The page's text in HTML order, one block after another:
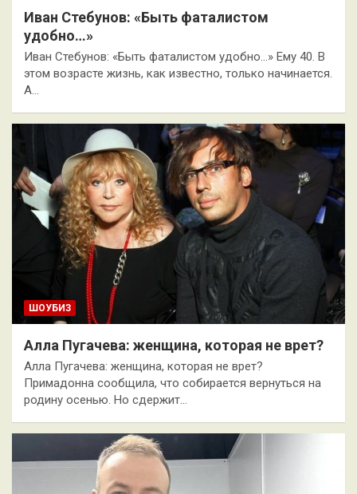
Иван Стебунов: «Быть фаталистом
удобно…»
Иван Стебунов: «Быть фаталистом удобно…» Ему 40. В
этом возрасте жизнь, как известно, только начинается.
А…
ШОУБИЗ
Алла Пугачева: женщина, которая не врет?
Алла Пугачева: женщина, которая не врет?
Примадонна сообщила, что собирается вернуться на
родину осенью. Но сдержит…